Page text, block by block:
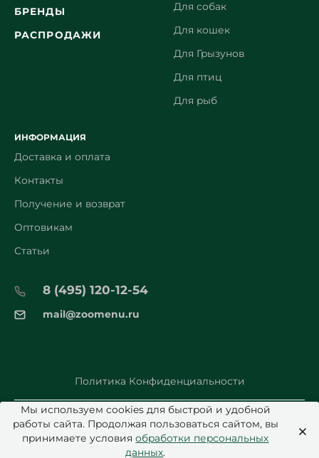
БРЕНДЫ
РАСПРОДАЖИ
Для собак
Для кошек
Для Грызунов
Для птиц
Для рыб
ИНФОРМАЦИЯ
Доставка и оплата
Контакты
Получение и возврат
Оптовикам
Статьи
8 (495) 120-12-54
mail@zoomenu.ru
Политика Конфиденциальности
© 2026 Zoomenu.ru - Все права защищены.
Разработка и дизайн:welldi.ru
Мы используем cookies для быстрой и удобной
работы сайта. Продолжая пользоваться сайтом, вы
принимаете условияобработки персональных
данных.